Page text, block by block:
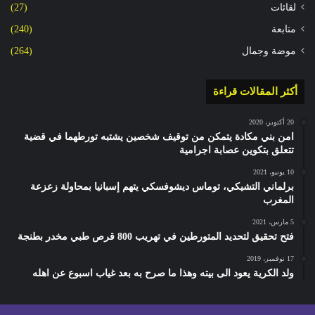
لقائات (27)
متابعة (240)
موضة وجمال (264)
أكثر المقالات قراءة
20 أكتوبر، 2020
امن بني مكادة يتمكن من توقيف شخصين يشتبه تورطهما في قضية
تتعلق بتكوين عصابة اجرامية
10 يونيو، 2021
برلماني التشيكي، توماس ديشوفسكي يتهم إسبانيا بمحاولة زعزعة
المغرب
5 مارس، 2021
فتح تحقيق لتحديد المتورطين في تهريب 800 قرص طبي مخدر بطنجة
17 نوفمبر، 2019
ولد الكرية يعود الى بيته وهذا ما صرح به بعد غياب اسبوع عن اهله